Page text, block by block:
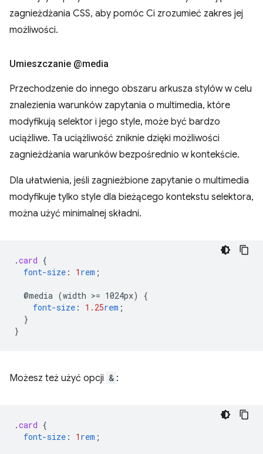
zagnieżdżania CSS, aby pomóc Ci zrozumieć zakres jej
możliwości.
Umieszczanie @media
Przechodzenie do innego obszaru arkusza stylów w celu
znalezienia warunków zapytania o multimedia, które
modyfikują selektor i jego style, może być bardzo
uciążliwe. Ta uciążliwość zniknie dzięki możliwości
zagnieżdżania warunków bezpośrednio w kontekście.
Dla ułatwienia, jeśli zagnieżbione zapytanie o multimedia
modyfikuje tylko style dla bieżącego kontekstu selektora,
można użyć minimalnej składni.
.card {
font-size : 1 rem ;
@media (width >= 1024px)
{
font-size : 1.25rem ;
}
}
Możesz też użyć opcji & :
.card {
font-size : 1 rem ;